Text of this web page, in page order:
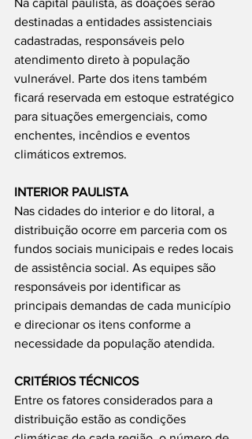
destinadas a entidades assistenciais
cadastradas, responsáveis pelo
atendimento direto à população
vulnerável. Parte dos itens também
ficará reservada em estoque estratégico
para situações emergenciais, como
enchentes, incêndios e eventos
climáticos extremos.
INTERIOR PAULISTA
Nas cidades do interior e do litoral, a
distribuição ocorre em parceria com os
fundos sociais municipais e redes locais
de assistência social. As equipes são
responsáveis por identificar as
principais demandas de cada município
e direcionar os itens conforme a
necessidade da população atendida.
CRITÉRIOS TÉCNICOS
Entre os fatores considerados para a
distribuição estão as condições